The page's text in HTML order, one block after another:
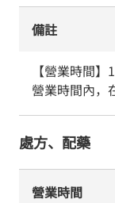
備註
【營業時間
營業時間內，
處方、配藥
營業時間